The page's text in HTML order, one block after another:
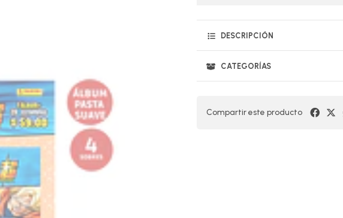
DESCRIPCIÓN
CATEGORÍAS
Compartir este producto